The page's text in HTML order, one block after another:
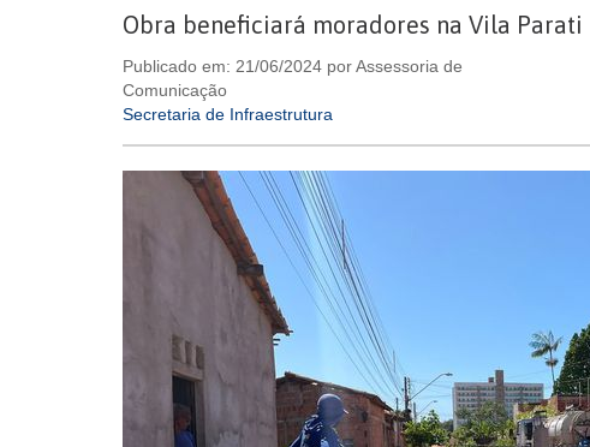
Obra beneficiará moradores na Vila Parati
Publicado em: 21/06/2024 por Assessoria de
Comunicação
Secretaria de Infraestrutura